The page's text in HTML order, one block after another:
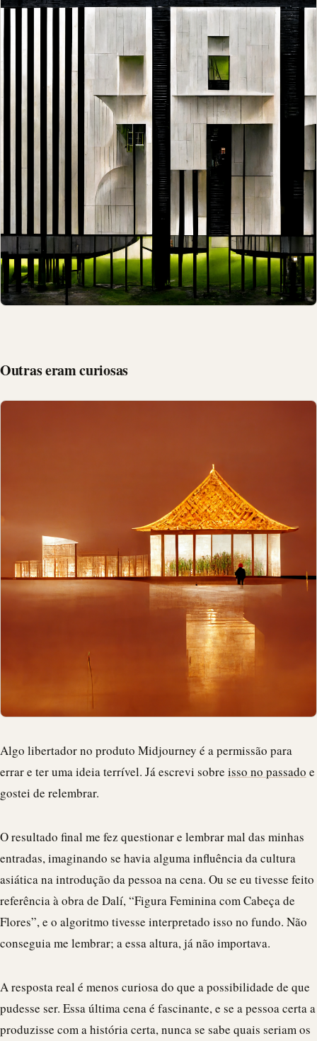
Outras eram curiosas
Algo libertador no produto Midjourney é a permissão para
errar e ter uma ideia terrível. Já escrevi sobre isso no passado e
gostei de relembrar.
O resultado final me fez questionar e lembrar mal das minhas
entradas, imaginando se havia alguma influência da cultura
asiática na introdução da pessoa na cena. Ou se eu tivesse feito
referência à obra de Dalí, “Figura Feminina com Cabeça de
Flores”, e o algoritmo tivesse interpretado isso no fundo. Não
conseguia me lembrar; a essa altura, já não importava.
A resposta real é menos curiosa do que a possibilidade de que
pudesse ser. Essa última cena é fascinante, e se a pessoa certa a
produzisse com a história certa, nunca se sabe quais seriam os